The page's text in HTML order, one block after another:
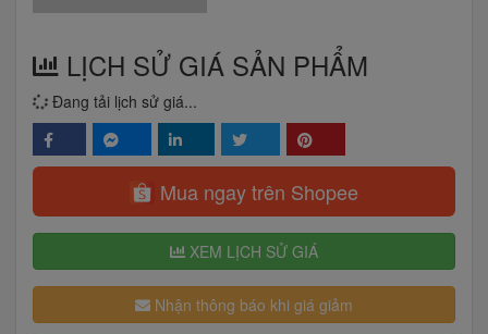
LỊCH SỬ GIÁ SẢN PHẨM
Đang tải lịch sử giá...
Mua ngay trên Shopee
XEM LỊCH SỬ GIÁ
Nhận thông báo khi giá giảm